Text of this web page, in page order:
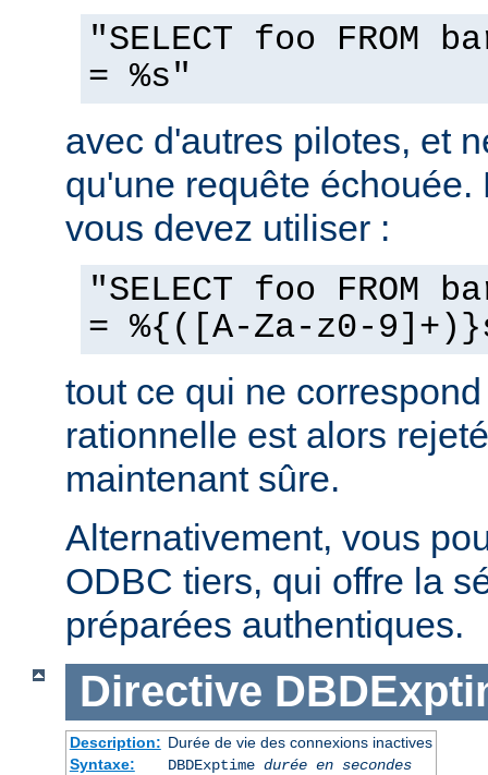
"SELECT foo FROM
= %s"
avec d'autres pilotes, et
qu'une requête
vous devez utiliser :
"SELECT foo FROM
= %{([A-Za-z0-
tout ce qui ne
rationnelle est alors
maintenant sûre.
Alternativement, vous
ODBC tiers, qui offre la
préparées authentiques.
Directive
Description: Durée de vie des connexions inactives
Syntaxe:
DBDExptime durée en secondes